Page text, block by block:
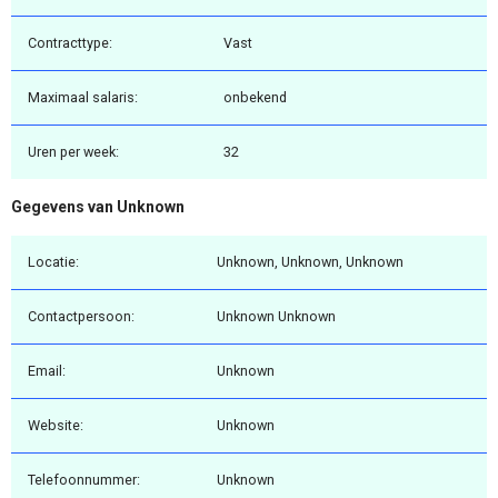
Contracttype: Vast
Maximaal salaris: onbekend
Uren per week: 32
Gegevens van Unknown
Locatie: Unknown, Unknown, Unknown
Contactpersoon: Unknown Unknown
Email: Unknown
Website: Unknown
Telefoonnummer: Unknown